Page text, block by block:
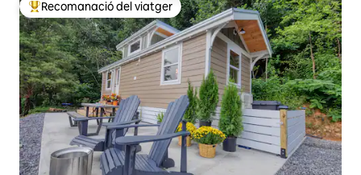
Principals recomanacions dels viatgers
Recomanació del viatger